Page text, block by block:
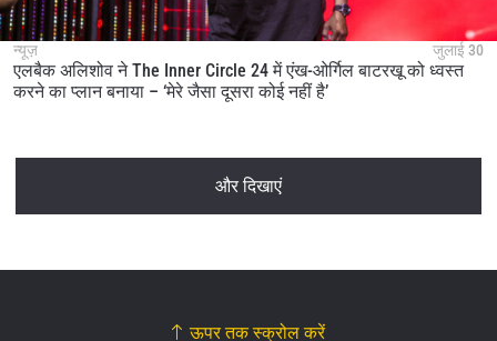
न्यूज़ जुलाई 30
एलबैक अलिशोव ने The Inner Circle 24 में एंख-ओर्गिल बाटरखू को ध्वस्त
करने का प्लान बनाया – ‘मेरे जैसा दूसरा कोई नहीं है’
और दिखाएं
ऊपर तक स्क्रोल करें